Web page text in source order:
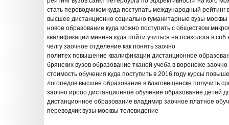
стать переводчиком куда поступать международный рейтинг
высшее дистанционно социально гуманитарные вузы москвы
новое образование куда можно поступить с обществом
квалификации минина куда пойти учиться на психолога в
челгу заочное отделение как понять заочно
политех повышение квалификации дистанционное
брянских вузов образование тканей учеба в воронеже
стоимость обучения куда поступить в 2016 году курсы
логопедов высшее образование в благовещенске получить
заочно ирооо дистанционное обучение образование детей
дистанционное образование владимир заочное платное
переводчик вузы москвы телевидение